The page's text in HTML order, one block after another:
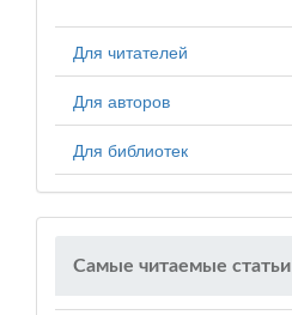
Для читателей
Для авторов
Для библиотек
Самые читаемые статьи